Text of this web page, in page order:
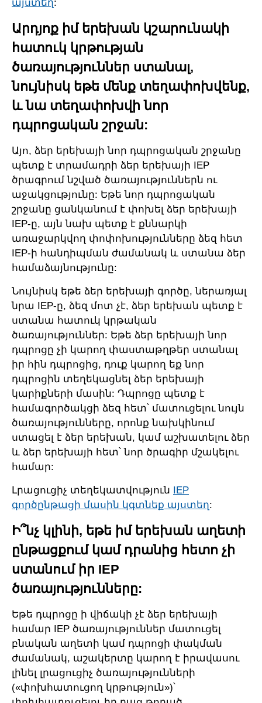
այստեղ:
Արդյոք իմ երեխան կշարունակի
հատուկ կրթության
ծառայություններ ստանալ,
նույնիսկ եթե մենք տեղափոխվենք,
և նա տեղափոխվի նոր
դպրոցական շրջան:
Այո, ձեր երեխայի նոր դպրոցական շրջանը
պետք է տրամադրի ձեր երեխայի IEP
ծրագրում նշված ծառայություններն ու
աջակցությունը: Եթե նոր դպրոցական
շրջանը ցանկանում է փոխել ձեր երեխայի
IEP-ը, այն նախ պետք է քննարկի
առաջարկվող փոփոխությունները ձեզ հետ
IEP-ի հանդիպման ժամանակ և ստանա ձեր
համաձայնությունը:
Նույնիսկ եթե ձեր երեխայի գործը, ներառյալ
նրա IEP-ը, ձեզ մոտ չէ, ձեր երեխան պետք է
ստանա հատուկ կրթական
ծառայություններ: Եթե ձեր երեխայի նոր
դպրոցը չի կարող փաստաթղթեր ստանալ
իր հին դպրոցից, դուք կարող եք նոր
դպրոցին տեղեկացնել ձեր երեխայի
կարիքների մասին: Դպրոցը պետք է
համագործակցի ձեզ հետ՝ մատուցելու նույն
ծառայությունները, որոնք նախկինում
ստացել է ձեր երեխան, կամ աշխատելու ձեր
և ձեր երեխայի հետ՝ նոր ծրագիր մշակելու
համար:
Լրացուցիչ տեղեկատվություն
IEP
գործընթացի մասին կգտնեք այստեղ:
Ի՞նչ կլինի, եթե իմ երեխան աղետի
ընթացքում կամ դրանից հետո չի
ստանում իր IEP
ծառայությունները:
Եթե դպրոցը ի վիճակի չէ ձեր երեխայի
համար IEP ծառայություններ մատուցել
բնական աղետի կամ դպրոցի փակման
ժամանակ, աշակերտը կարող է իրավասու
լինել լրացուցիչ ծառայությունների
(«փոխհատուցող կրթություն»)՝